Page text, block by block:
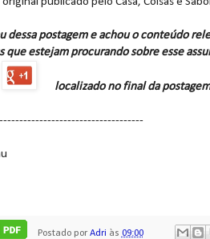
dessa postagem e achou o conteúdo
que estejam procurando sobre esse
localizado no final da postagem
Postado por Adri às 09:00